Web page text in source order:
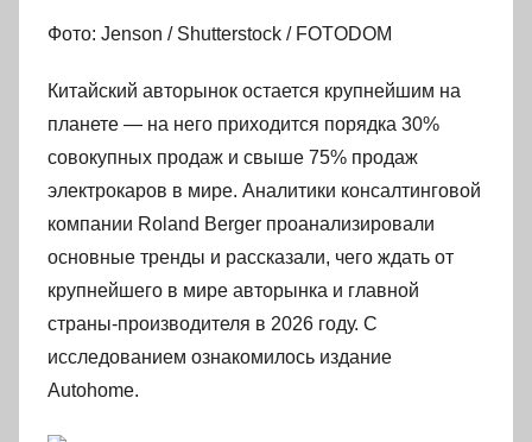
Фото: Jenson / Shutterstock / FOTODOM
Китайский авторынок остается крупнейшим на
планете — на него приходится порядка 30%
совокупных продаж и свыше 75% продаж
электрокаров в мире. Аналитики консалтинговой
компании Roland Berger проанализировали
основные тренды и рассказали, чего ждать от
крупнейшего в мире авторынка и главной
страны-производителя в 2026 году. С
исследованием ознакомилось издание
Autohome.